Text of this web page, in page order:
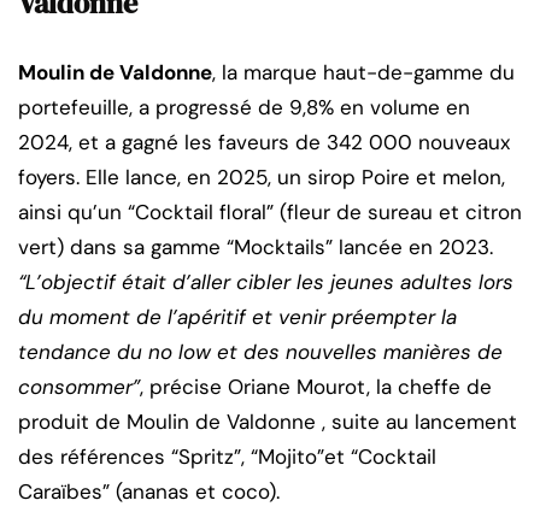
Moulin de Valdonne, la marque haut-de-gamme du
portefeuille, a progressé de 9,8% en volume en
2024, et a gagné les faveurs de 342 000 nouveaux
foyers. Elle lance, en 2025, un sirop Poire et melon,
ainsi qu’un “Cocktail floral” (fleur de sureau et citron
vert) dans sa gamme “Mocktails” lancée en 2023.
“L’objectif était d’aller cibler les jeunes adultes lors
du moment de l’apéritif et venir préempter la
tendance du no low et des nouvelles manières de
consommer”, précise Oriane Mourot, la cheffe de
produit de Moulin de Valdonne , suite au lancement
des références “Spritz”, “Mojito”et “Cocktail
Caraïbes” (ananas et coco).